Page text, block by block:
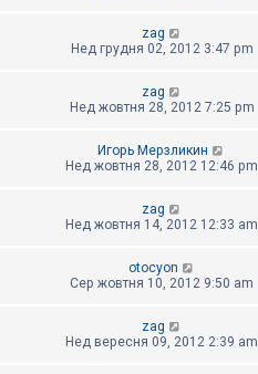
zag
Нед грудня 02, 2012 3:47 pm
zag
Нед жовтня 28, 2012 7:25 pm
Игорь Мерзликин
Нед жовтня 28, 2012 12:46 pm
zag
Нед жовтня 14, 2012 12:33 am
otocyon
Сер жовтня 10, 2012 9:50 am
zag
Нед вересня 09, 2012 2:39 am